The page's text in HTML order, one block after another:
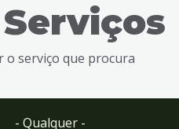
o serviço que procura
- Qualquer -